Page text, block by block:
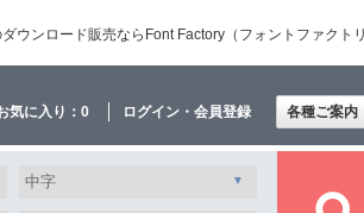
ウンロード販売ならFont Factory（フォントファクトリ
気に入り： 0 ログイン・会員登録 各種ご案内